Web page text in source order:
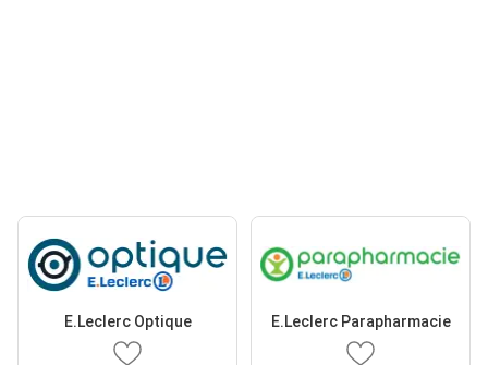
E.Leclerc Optique E.Leclerc Parapharmacie